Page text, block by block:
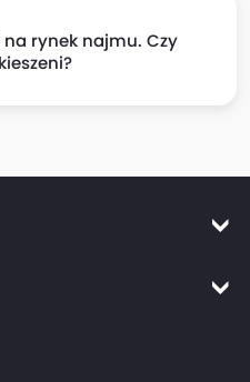
rynek najmu. Czy